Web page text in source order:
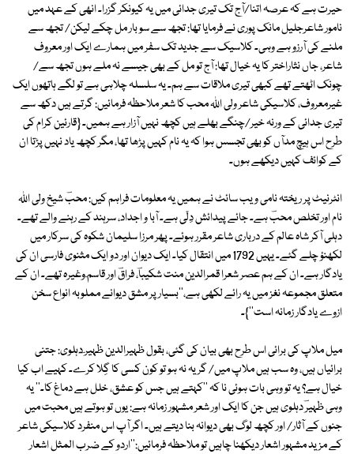
حیرت ہے کہ عرصہ اتنا/آج تک تیری جدائی میں یہ کیونکر گزرا۔ انھی کے عہد میں
نامور شاعرجلیل مانک پوری نے فرمایا تھا: تجھ سے سو بار مل چکے لیکن/ تجھ سے
ملنے کی آرزو ہے وہی۔ کلاسیک سے جدید تک سفر میں ہمارے ایک اور معروف
شاعر، جاں نثاراختر کا یہ خیال تھا: آج تو مل کے بھی جیسے نہ ملے ہوں تجھ سے/
چونک اٹھتے تھے کبھی تیری ملاقات سے ہم۔ یہ سلسلہ چلاہی ہے تو لگے ہاتھوں ایک
غیرمعروف، کلاسیکی شاعر ولی اللہ محب کا شعر ملاحظہ فرمائیں: گرتے ہیں دکھ سے
تیری جدائی کے ورنہ خیر/چنگے بھلے ہیں کچھ نہیں آزار ہے ہمیں۔ {قارئین کرام کی
طرح اس ہیچ مدآں کو بھی تجسس ہوا کہ یہ نام کہیں پڑھا تھا، مگر کچھ یاد نہیں پڑتا ان
کے کوائف کہیں دیکھے ہوں۔
انٹرنیٹ پر ریختہ نامی ویب سائٹ نے ہمیں یہ معلومات فراہم کیں: محبؔ شیخ ولی اللہ
نام اور تخلص محبؔ ہے۔ جائے پیدائش دِلّی ہے۔ آبا و اجداد، سرہند کے رہنے والے تھے۔
دہلی آکر شاہ عالم کے درباری شاعر مقرر ہوئے۔ پھر مرزا سلیمان شکوہ کی سرکار میں
لکھنؤ چلے گئے۔ یہیں 1792 میں انتقال کیا۔ ایک دیوان اور دو ایک مثنوی فارسی ان کی
یادگار ہے۔ ان کے ہم عصر شعرا قمرالدین منت شکیباؔ، فراقؔ اور قاسم ؔوغیرہ تھے۔ ان کے
متعلق مجموعہ نغز میں یہ رائے لکھی ہے،''بسیار پر مشق دیوانے مملوبہ انواع سخن
ازوے یادگار زمانہ است''}۔
میل ملاپ کی برائی اس طرح بھی بیان کی گئی، بقول ظہیرالدین ظہیر ؔدہلوی: جتنی
برائیاں ہیں، وہ سب ہیں ملاپ میں/ گر یہ نہ ہو تو کون کسی کا گِلا کرے۔ کہیے اب کیا
خیال ہے؟ یہ تو وہی بات ہوئی نا کہ ''کہتے ہیں جس کو عشق، خلل ہے دماغ کا۔'' یہ
وہی ظہیرؔ دہلوی ہیں جن کا ایک اور شعر مشہور زمانہ ہے: یوں تو ہوتے ہیں محبت میں
جنوں کے آثار/ اور کچھ لوگ بھی دیوانہ بنا دیتے ہیں۔ اگر آپ اس منفرد کلاسیکی شاعر
کے مزید مشہور اشعار دیکھنا چاہیں تو ملاحظہ فرمائیں:''اردو کے ضرب المثل اشعار